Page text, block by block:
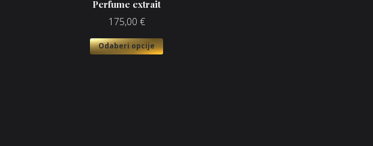
Perfume extrait
175,00 €
Odaberi opcije